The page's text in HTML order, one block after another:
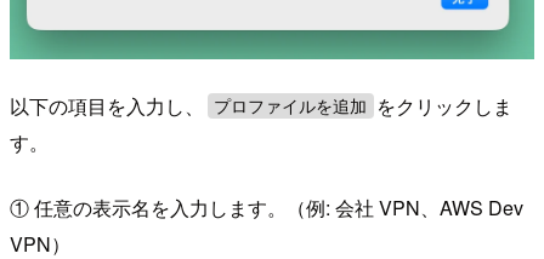
以下の項目を入力し、 プロファイルを追加
をクリックしま
す。
① 任意の表示名を入力します。（例: 会社 VPN、AWS Dev
VPN）